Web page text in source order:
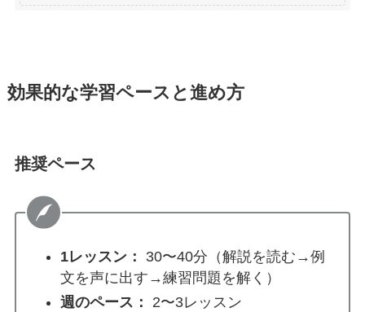
効果的な学習ペースと進め方
推奨ペース
1レッスン：
30〜40分（解説を読む→例
文を声に出す→練習問題を解く）
週のペース：
2〜3レッスン